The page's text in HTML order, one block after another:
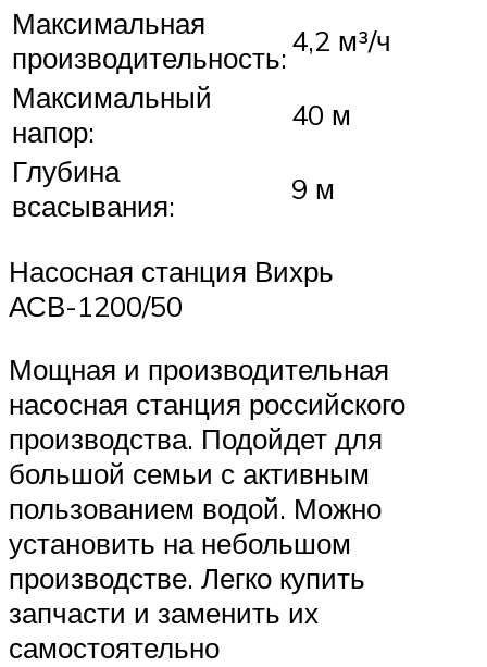
Максимальная
производительность:4,2 м³/ч
Максимальный
напор:
40 м
Глубина
всасывания:
9 м
Насосная станция Вихрь
АСВ-1200/50
Мощная и производительная
насосная станция российского
производства. Подойдет для
большой семьи с активным
пользованием водой. Можно
установить на небольшом
производстве. Легко купить
запчасти и заменить их
самостоятельно